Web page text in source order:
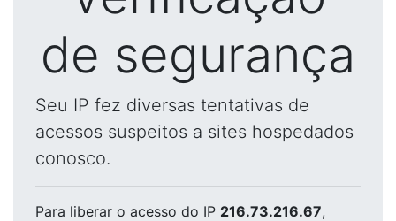
de segurança
Seu IP fez diversas tentativas de
acessos suspeitos a sites hospedados
conosco.
Para liberar o acesso do IP 216.73.216.67,